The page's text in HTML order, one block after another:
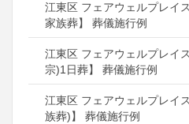
江東区 フェアウェルプレイ
家族葬】 葬儀施行例
江東区 フェアウェルプレイ
宗)1日葬】 葬儀施行例
江東区 フェアウェルプレイ
族葬)】 葬儀施行例